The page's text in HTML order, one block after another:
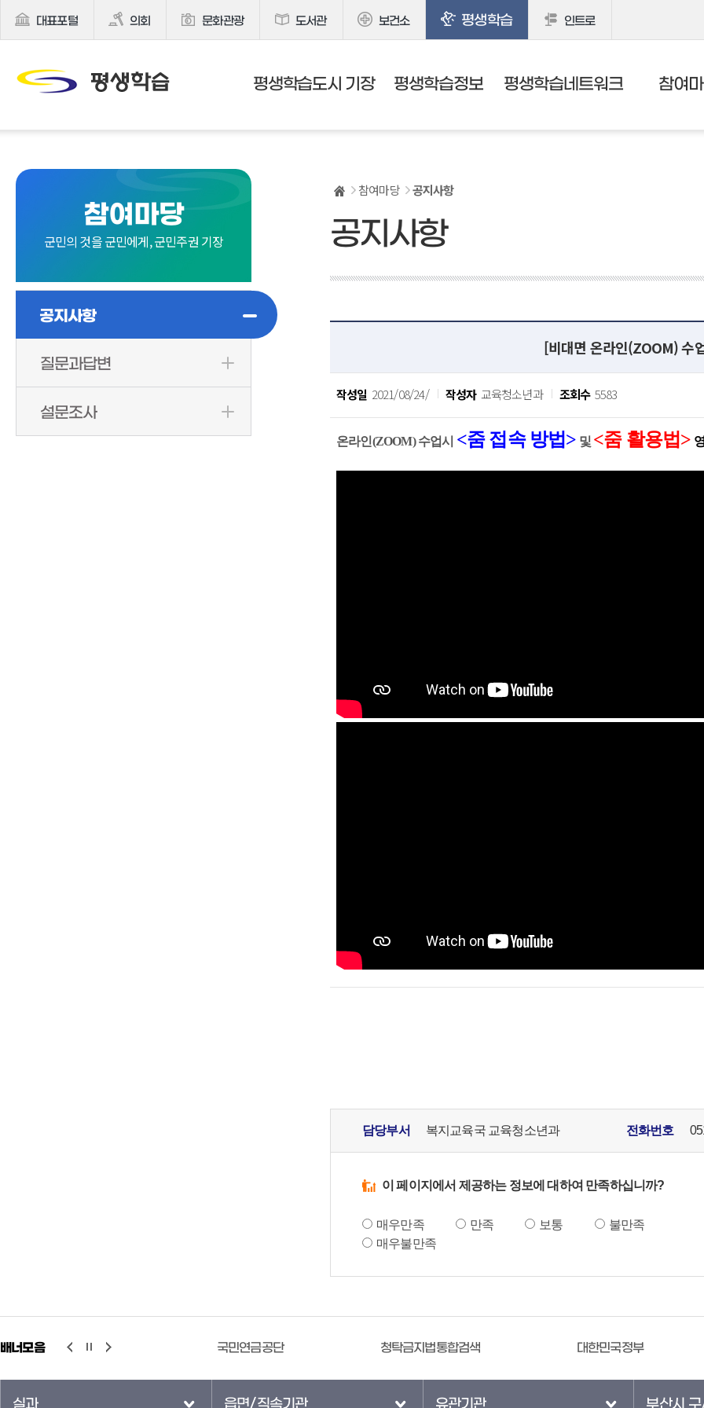
대표포털 의회 문화관광 도서관 보건소 평생학습 인트로
평생학습도시 기장 평생학습정보 평생학습네트워크 참여
참여마당
군민의 것을 군민에게, 군민주권 기장
공지사항
질문과답변
설문조사
참여마당 공지사항
공지사항
[비대면 온라인(ZOOM) 수
작성일 2021/08/24/ 작성자 교육청소년과 조회수 5583
온라인(ZOOM) 수업시 <줌 접속 방법> 및 <줌 활용법>
담당부서 복지교육국 교육청소년과 전화번호
이 페이지에서 제공하는 정보에 대하여 만족하십니까?
매우만족 만족 보통
불만족
매우불만족
배너모음민방위사이버교육 국민연금공단 청탁금지법통합검색 대한민국정부
실과 읍면/직속기관 유관기관 부산시